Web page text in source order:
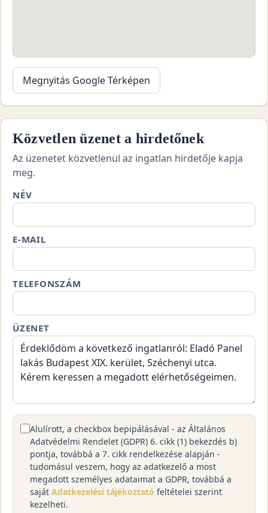
Megnyitás Google Térképen
Közvetlen üzenet a hirdetőnek
Az üzenetet közvetlenül az ingatlan hirdetője kapja
meg.
NÉV
E-MAIL
TELEFONSZÁM
ÜZENET
Alulírott, a checkbox bepipálásával - az Általános
Adatvédelmi Rendelet (GDPR) 6. cikk (1) bekezdés b)
pontja, továbbá a 7. cikk rendelkezése alapján -
tudomásul veszem, hogy az adatkezelő a most
megadott személyes adataimat a GDPR, továbbá a
saját Adatkezelési tájékoztató feltételei szerint
kezelheti.